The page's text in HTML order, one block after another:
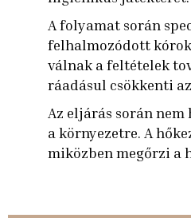
A folyamat során
felhalmozódott
válnak a feltételek
ráadásul csökkenti
Az eljárás során
a környezetre. A
miközben megőrzi a